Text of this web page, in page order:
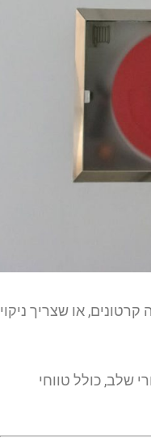
או שצריך ניקוי
שלב, כולל טווחי